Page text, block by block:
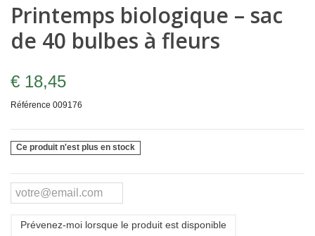
Printemps biologique – sac
de 40 bulbes à fleurs
€ 18,45
Référence 009176
Ce produit n'est plus en stock
Prévenez-moi lorsque le produit est disponible